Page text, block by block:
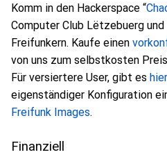
Komm in den Hackerspace “
Computer Club Lëtzebuerg
Freifunkern. Kaufe einen
von uns zum selbstkosten
Für versiertere User, gibt es
eigenständiger Konfiguration
Freifunk Images.
Finanziell